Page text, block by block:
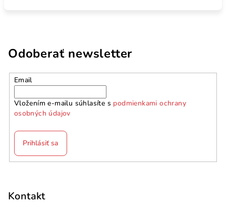
Odoberať newsletter
Email
Vložením e-mailu súhlasíte s podmienkami ochrany
osobných údajov
Prihlásiť sa
Kontakt